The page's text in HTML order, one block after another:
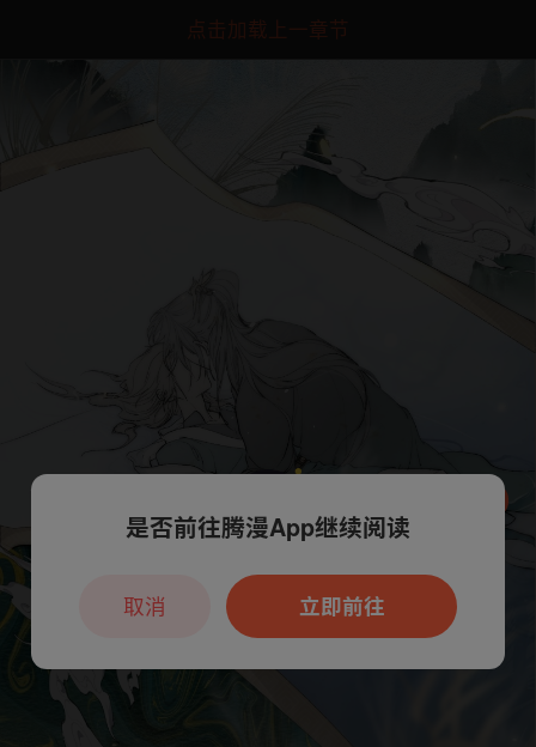
点击加载上一章节
本章节仅支持App阅读，可打开App新用
户7天免费看
是否前往腾漫App继续阅读
立即前往
取消